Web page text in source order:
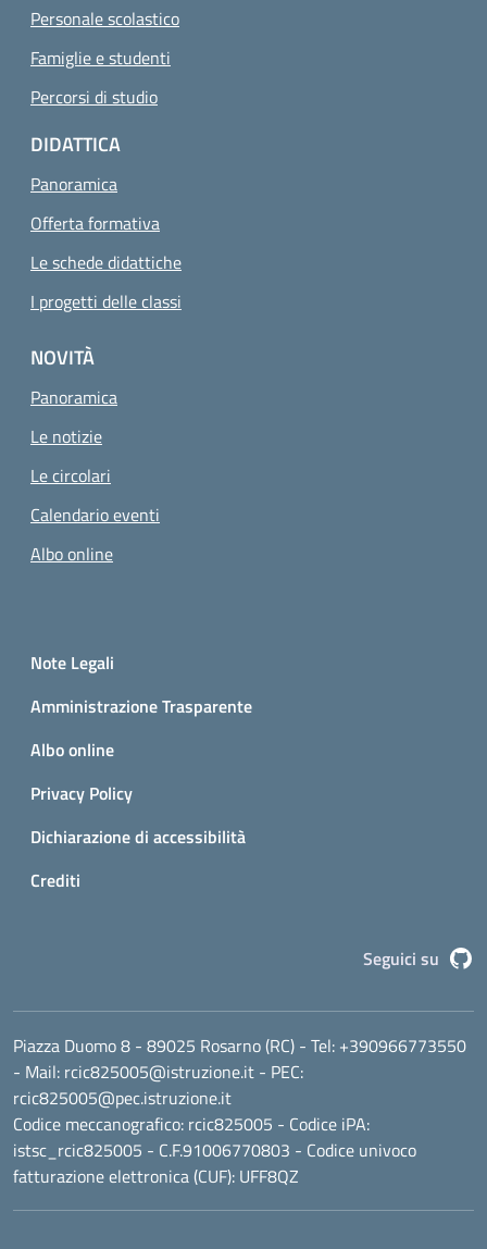
Personale scolastico
Famiglie e studenti
Percorsi di studio
DIDATTICA
Panoramica
Offerta formativa
Le schede didattiche
I progetti delle classi
NOVITÀ
Panoramica
Le notizie
Le circolari
Calendario eventi
Albo online
Small prints
Note Legali
Amministrazione Trasparente
Albo online
Privacy Policy
Dichiarazione di accessibilità
Crediti
Seguici su
Piazza Duomo 8 - 89025 Rosarno (RC) - Tel: +390966773550
- Mail: rcic825005@istruzione.it - PEC:
rcic825005@pec.istruzione.it
Codice meccanografico: rcic825005 - Codice iPA:
istsc_rcic825005 - C.F.91006770803 - Codice univoco
fatturazione elettronica (CUF): UFF8QZ